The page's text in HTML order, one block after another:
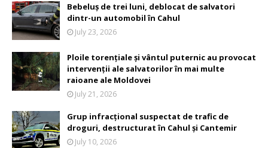
Bebeluș de trei luni, deblocat de salvatori
dintr-un automobil în Cahul
July 23, 2026
Ploile torențiale și vântul puternic au provocat
intervenții ale salvatorilor în mai multe
raioane ale Moldovei
July 21, 2026
Grup infracțional suspectat de trafic de
droguri, destructurat în Cahul și Cantemir
July 10, 2026